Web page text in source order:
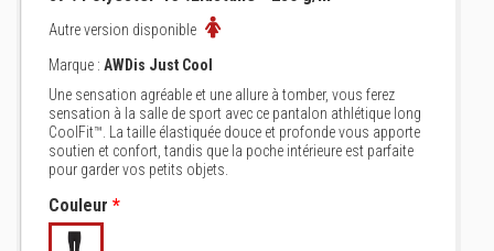
Autre version disponible
Marque : AWDis Just Cool
Une sensation agréable et une allure à tomber, vous ferez
sensation à la salle de sport avec ce pantalon athlétique long
CoolFit™. La taille élastiquée douce et profonde vous apporte
soutien et confort, tandis que la poche intérieure est parfaite
pour garder vos petits objets.
Couleur *